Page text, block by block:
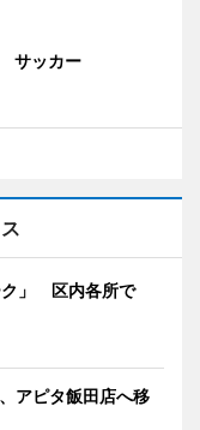
サッカー
ク」 区内各所で
アピタ飯田店へ移